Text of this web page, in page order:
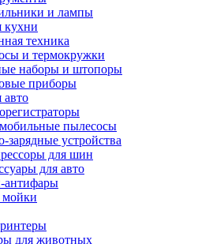
и лампы
кухни
техника
и термокружки
наборы и штопоры
приборы
авто
пылесосы
зарядные устройства
для шин
для авто
антифары
мойки
для животных